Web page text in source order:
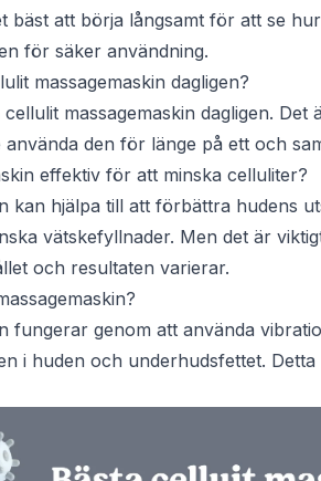
bäst att börja långsamt för att se
för säker användning.
massagemaskin dagligen?
massagemaskin dagligen.
den för länge på ett och
effektiv för att minska celluliter?
kan hjälpa till att förbättra hudens
vätskefyllnader. Men det är
och resultaten varierar.
fungerar genom att använda
i huden och underhudsfettet.